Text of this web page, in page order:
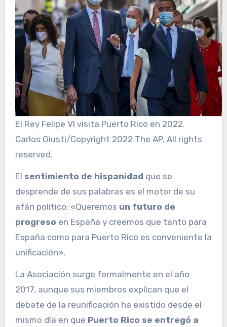
El Rey Felipe VI visita Puerto Rico en 2022.
Carlos Giusti/Copyright 2022 The AP. All rights
reserved.
El sentimiento de hispanidad que se
desprende de sus palabras es el motor de su
afán político: «Queremos un futuro de
progreso en España y creemos que tanto para
España como para Puerto Rico es conveniente la
unificación».
La Asociación surge formalmente en el año
2017, aunque sus miembros explican que el
debate de la reunificación ha existido desde el
mismo día en que Puerto Rico se entregó a